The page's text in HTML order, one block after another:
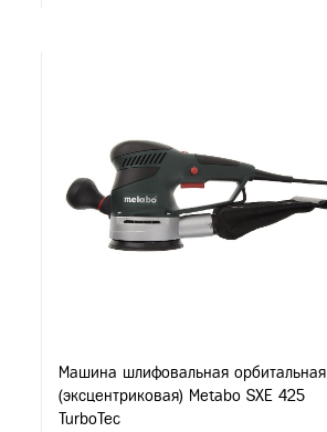
Машина шлифовальная орбитальная
(эксцентриковая) Metabo SXE 425
TurboTec